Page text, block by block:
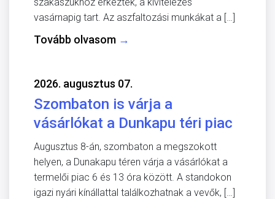
vasárnapig tart. Az aszfaltozási munkákat a […]
Tovább olvasom →
2026. augusztus 07.
Szombaton is várja a
vásárlókat a Dunkapu téri piac
Augusztus 8-án, szombaton a megszokott
helyen, a Dunakapu téren várja a vásárlókat a
termelői piac 6 és 13 óra között. A standokon
igazi nyári kínállattal találkozhatnak a vevők, […]